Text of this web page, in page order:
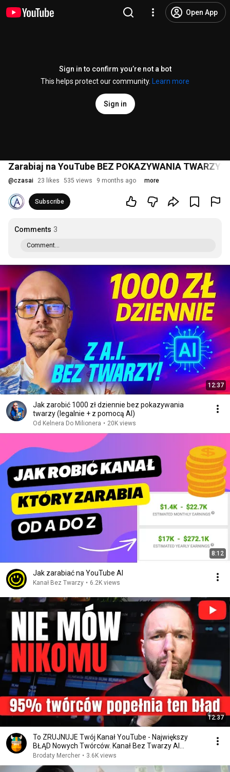
Open App
Sign in to confirm you’re not a bot
This helps protect our community.
Learn more
Sign in
Zarabiaj na YouTube BEZ POKAZYWANIA
@czasai 23 likes 535 views 9 months ago more
Subscribe
Comments 3
Comment...
12:37
Jak zarobić 1000 zł dziennie bez pokazywania
twarzy (legalnie + z pomocą AI)
Od Kelnera Do Milionera • 20K views
8:12
Jak zarabiać na YouTube AI
Kanał Bez Twarzy • 6.2K views
12:37
To ZRUJNUJE Twój Kanał YouTube - Największy
BŁĄD Nowych Twórców. Kanał Bez Twarzy AI
Poradnik
Brodaty Mercher • 3.6K views